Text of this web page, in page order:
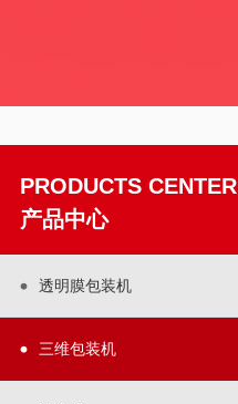
PRODUCTS CENTER
产品中心
透明膜包装机
三维包装机